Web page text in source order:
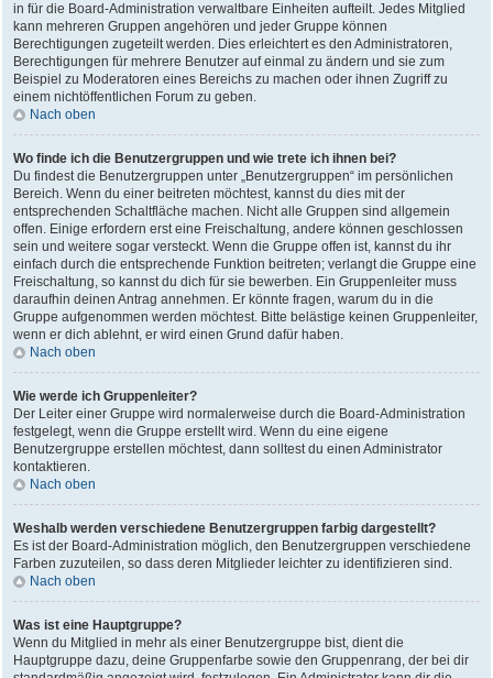
in für die Board-Administration verwaltbare Einheiten aufteilt. Jedes Mitglied
kann mehreren Gruppen angehören und jeder Gruppe können
Berechtigungen zugeteilt werden. Dies erleichtert es den Administratoren,
Berechtigungen für mehrere Benutzer auf einmal zu ändern und sie zum
Beispiel zu Moderatoren eines Bereichs zu machen oder ihnen Zugriff zu
einem nichtöffentlichen Forum zu geben.
Nach oben
Wo finde ich die Benutzergruppen und wie trete ich ihnen bei?
Du findest die Benutzergruppen unter „Benutzergruppen“ im persönlichen
Bereich. Wenn du einer beitreten möchtest, kannst du dies mit der
entsprechenden Schaltfläche machen. Nicht alle Gruppen sind allgemein
offen. Einige erfordern erst eine Freischaltung, andere können geschlossen
sein und weitere sogar versteckt. Wenn die Gruppe offen ist, kannst du ihr
einfach durch die entsprechende Funktion beitreten; verlangt die Gruppe eine
Freischaltung, so kannst du dich für sie bewerben. Ein Gruppenleiter muss
daraufhin deinen Antrag annehmen. Er könnte fragen, warum du in die
Gruppe aufgenommen werden möchtest. Bitte belästige keinen Gruppenleiter,
wenn er dich ablehnt, er wird einen Grund dafür haben.
Nach oben
Wie werde ich Gruppenleiter?
Der Leiter einer Gruppe wird normalerweise durch die Board-Administration
festgelegt, wenn die Gruppe erstellt wird. Wenn du eine eigene
Benutzergruppe erstellen möchtest, dann solltest du einen Administrator
kontaktieren.
Nach oben
Weshalb werden verschiedene Benutzergruppen farbig dargestellt?
Es ist der Board-Administration möglich, den Benutzergruppen verschiedene
Farben zuzuteilen, so dass deren Mitglieder leichter zu identifizieren sind.
Nach oben
Was ist eine Hauptgruppe?
Wenn du Mitglied in mehr als einer Benutzergruppe bist, dient die
Hauptgruppe dazu, deine Gruppenfarbe sowie den Gruppenrang, der bei dir